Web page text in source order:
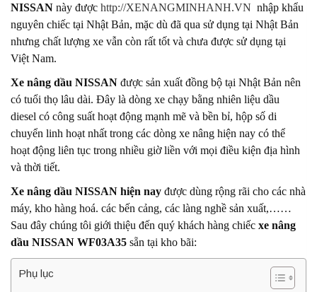
NISSAN này được http://XENANGMINHANH.VN nhập khẩu
nguyên chiếc tại Nhật Bản, mặc dù đã qua sử dụng tại Nhật Bản
nhưng chất lượng xe vẫn còn rất tốt và chưa được sử dụng tại
Việt Nam.
Xe nâng dầu NISSAN được sản xuất đồng bộ tại Nhật Bản nên
có tuổi thọ lâu dài. Đây là dòng xe chạy bằng nhiên liệu dầu
diesel có công suất hoạt động mạnh mẽ và bền bỉ, hộp số di
chuyển linh hoạt nhất trong các dòng xe nâng hiện nay có thể
hoạt động liên tục trong nhiều giờ liền với mọi điều kiện địa hình
và thời tiết.
Xe nâng dầu NISSAN hiện nay được dùng rộng rãi cho các nhà
máy, kho hàng hoá. các bến cảng, các làng nghề sản xuất,……
Sau đây chúng tôi giới thiệu đến quý khách hàng chiếc xe nâng
dầu NISSAN WF03A35 sẵn tại kho bãi:
Phụ lục